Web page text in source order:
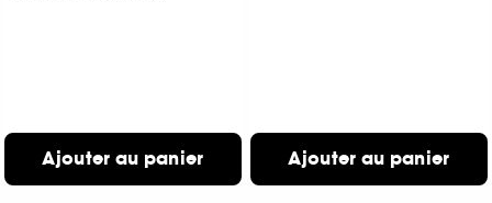
Ajouter au panier Ajouter au panier